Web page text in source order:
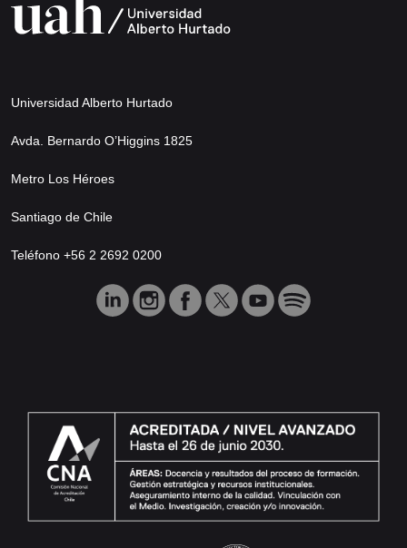
Universidad Alberto Hurtado
Avda. Bernardo O’Higgins 1825
Metro Los Héroes
Santiago de Chile
Teléfono +56 2 2692 0200